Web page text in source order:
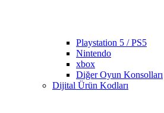
Playstation 5 / PS5
Nintendo
xbox
Diğer Oyun Konsolları
Dijital Ürün Kodları